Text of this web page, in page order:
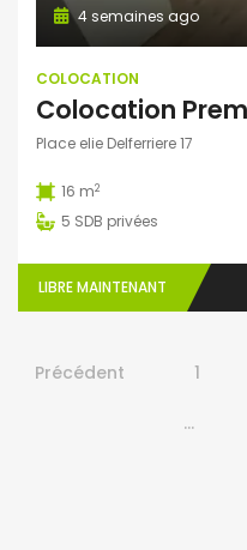
4 semaines ago
COLOCATION
Place elie Delferriere 17
16 m2
5 SDB privées
LIBRE MAINTENANT
Précédent 1
…